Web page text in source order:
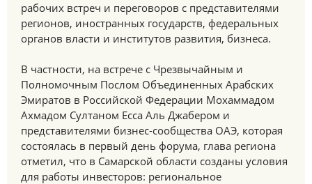
рабочих встреч и переговоров с представителями
регионов, иностранных государств, федеральных
органов власти и институтов развития, бизнеса.
В частности, на встрече с Чрезвычайным и
Полномочным Послом Объединенных Арабских
Эмиратов в Российской Федерации Мохаммадом
Ахмадом Султаном Есса Аль Джабером и
представителями бизнес-сообщества ОАЭ, которая
состоялась в первый день форума, глава региона
отметил, что в Самарской области созданы условия
для работы инвесторов: региональное